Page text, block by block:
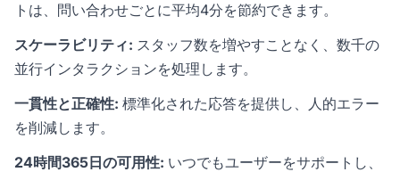
トは、問い合わせごとに平均4分を節約できます。
スケーラビリティ: スタッフ数を増やすことなく、数千の
並行インタラクションを処理します。
一貫性と正確性: 標準化された応答を提供し、人的エラー
を削減します。
24時間365日の可用性: いつでもユーザーをサポートし、